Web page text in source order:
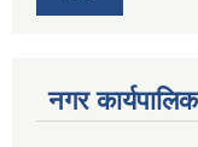
नगर